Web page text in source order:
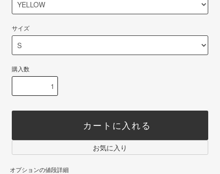
サイズ
購入数
カートに入れる
お気に入り
オプションの値段詳細